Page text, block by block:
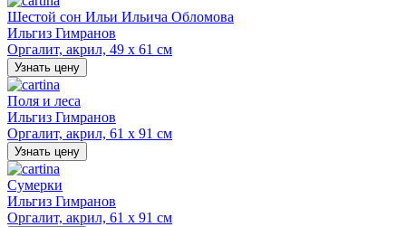
Шестой сон Ильи Ильича Обломова
Ильгиз Гимранов
Оргалит, акрил, 49 х 61 см
Узнать цену
Поля и леса
Ильгиз Гимранов
Оргалит, акрил, 61 х 91 см
Узнать цену
Сумерки
Ильгиз Гимранов
Оргалит, акрил, 61 х 91 см